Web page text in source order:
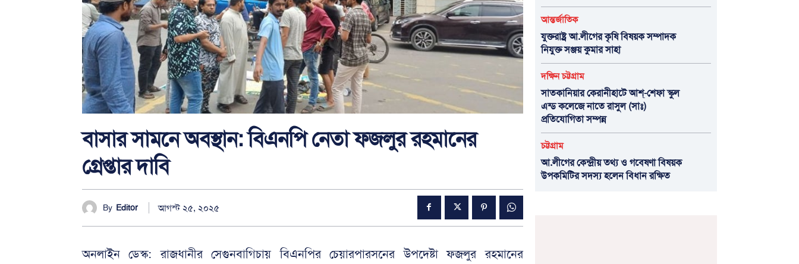
বাসার সামনে অবস্থান: বিএনপি নেতা ফজলুর রহমানের
গ্রেপ্তার দাবি
By Editor আগস্ট ২৫, ২০২৫
অনলাইন ডেস্ক: ‎রাজধানীর সেগুনবাগিচায় বিএনপির চেয়ারপারসনের উপদেষ্টা ফজলুর রহমানের
আন্তর্জাতিক
যুক্তরাষ্ট্র আ.লীগের কৃষি বিষয়ক সম্পাদক
নিযুক্ত সঞ্জয় কুমার সাহা
দক্ষিন চট্টগ্রাম
সাতকানিয়ার কেরানীহাটে আশ্-শেফা স্কুল
এন্ড কলেজে নাতে রাসুল (সাঃ)
প্রতিযোগিতা সম্পন্ন
চট্টগ্রাম
আ.লীগের কেন্দ্রীয় তথ্য ও গবেষণা বিষয়ক
উপকমিটির সদস্য হলেন বিধান রক্ষিত